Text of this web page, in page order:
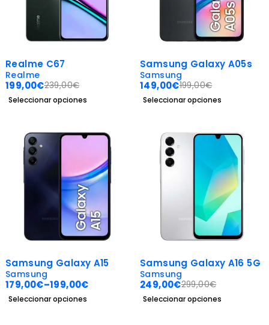
-17%
Realme C67
Realme
239,00€
199,00€
Seleccionar opciones
-25%
Samsung Galaxy A05s
Samsung
199,00€
149,00€
Seleccionar opciones
-28%
Samsung Galaxy A15
Samsung
179,00€–199,00€
Seleccionar opciones
-17%
Samsung Galaxy A16 5G
Samsung
299,00€
249,00€
Seleccionar opciones